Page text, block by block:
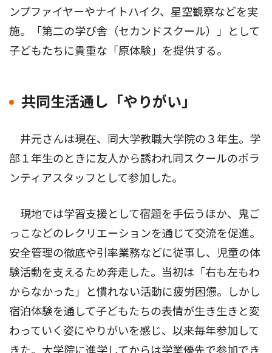
ンプファイヤーやナイトハイク、星空観察などを実
施。「第二の学び舎（セカンドスクール）」として
子どもたちに貴重な「原体験」を提供する。
共同生活通し「やりがい」
井元さんは現在、同大学教職大学院の３年生。学
部１年生のときに友人から誘われ同スクールのボラ
ンティアスタッフとして参加した。
現地では学習支援として宿題を手伝うほか、鬼ご
っこなどのレクリエーションを通じて交流を促進。
安全管理の徹底や引率業務などに従事し、児童の体
験活動を支えるため奔走した。当初は「右も左もわ
からなかった」と慣れない活動に疲労困憊。しかし
宿泊体験を通して子どもたちの表情が生き生きと変
わっていく姿にやりがいを感じ、以来毎年参加して
きた。大学院に進学してからは学業優先で参加でき